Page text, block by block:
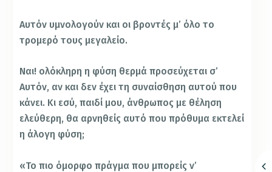
Αυτόν υμνολογούν και οι βροντές μ’ όλο το
τρομερό τους μεγαλείο.
Ναι! ολόκληρη η φύση θερμά προσεύχεται σ’
Αυτόν, αν και δεν έχει τη συναίσθηση αυτού που
κάνει. Κι εσύ, παιδί μου, άνθρωπος με θέληση
ελεύθερη, θα αρνηθείς αυτό που πρόθυμα εκτελεί
η άλογη φύση;
«Το πιο όμορφο πράγμα που μπορείς ν’